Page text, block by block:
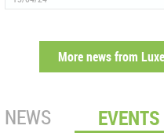
More news from
NEWS EVENTS